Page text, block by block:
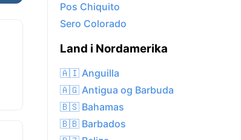
Pos Chiquito
Sero Colorado
Land i Nordamerika
🇦🇮 Anguilla
🇦🇬 Antigua og Barbuda
🇧🇸 Bahamas
🇧🇧 Barbados